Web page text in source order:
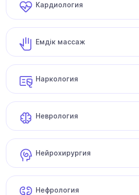
Кардиология
Емдік массаж
Наркология
Неврология
Нейрохирургия
Нефрология